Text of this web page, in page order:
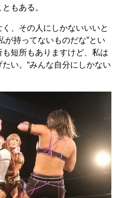
もある。
く、その人にしかないいいと
が持ってないものだな”とい
短所もありますけど、私は
い。“みんな自分にしかない